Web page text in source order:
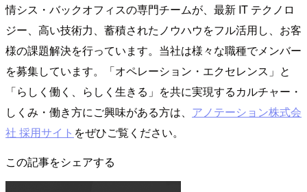
情シス・バックオフィスの専門チームが、最新 IT テクノロ
ジー、高い技術力、蓄積されたノウハウをフル活用し、お客
様の課題解決を行っています。当社は様々な職種でメンバー
を募集しています。「オペレーション・エクセレンス」と
「らしく働く、らしく生きる」を共に実現するカルチャー・
しくみ・働き方にご興味がある方は、 アノテーション株式会
社 採用サイト をぜひご覧ください。
この記事をシェアする